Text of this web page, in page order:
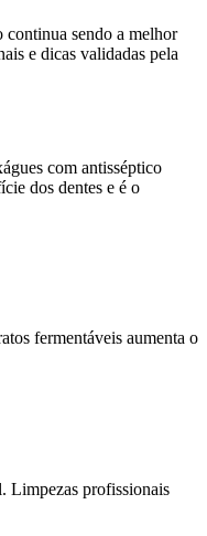
continua sendo a melhor
e dicas validadas pela
com antisséptico
dos dentes e é o
fermentáveis aumenta o
Limpezas profissionais